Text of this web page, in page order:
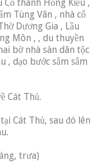
thành Hồng Kiều ,
Tùng Vân , nhà cổ
Dương Gia , Lầu
Môn , , du thuyền
bờ nhà sàn dân tộc
, dạo bước sắm sắm
Cát Thủ.
Cát Thủ, sau đó lên
trưa)